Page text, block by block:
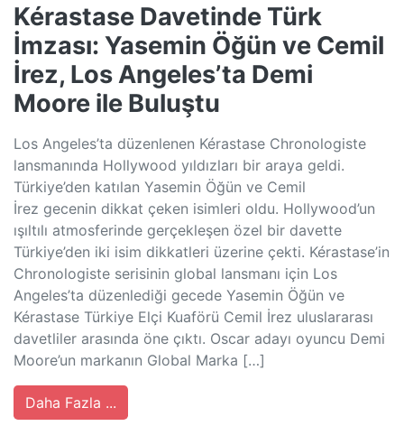
Kérastase Davetinde Türk
İmzası: Yasemin Öğün ve Cemil
İrez, Los Angeles’ta Demi
Moore ile Buluştu
Los Angeles’ta düzenlenen Kérastase Chronologiste
lansmanında Hollywood yıldızları bir araya geldi.
Türkiye’den katılan Yasemin Öğün ve Cemil
İrez gecenin dikkat çeken isimleri oldu. Hollywood’un
ışıltılı atmosferinde gerçekleşen özel bir davette
Türkiye’den iki isim dikkatleri üzerine çekti. Kérastase’in
Chronologiste serisinin global lansmanı için Los
Angeles’ta düzenlediği gecede Yasemin Öğün ve
Kérastase Türkiye Elçi Kuaförü Cemil İrez uluslararası
davetliler arasında öne çıktı. Oscar adayı oyuncu Demi
Moore’un markanın Global Marka […]
Daha Fazla ...